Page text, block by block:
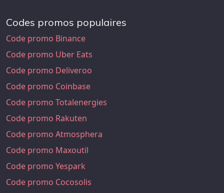
Codes promos populaires
Code promo Binance
Code promo Uber Eats
Code promo Deliveroo
Code promo Coinbase
Code promo Totalenergies
Code promo Rakuten
Code promo Atmosphera
Code promo Maxoutil
Code promo Yespark
Code promo Cocosolis